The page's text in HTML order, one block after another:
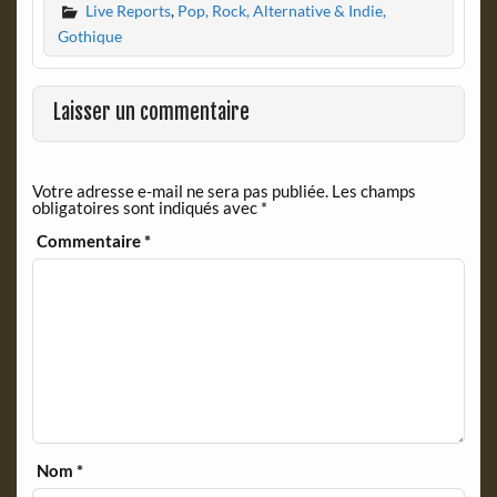
e
b
o
o
k
n
t
F
r
i
e
n
l
y
Live Reports, Pop, Rock, Alternative & Indie,
Gothique
Laisser un commentaire
Votre adresse e-mail ne sera pas publiée. Les champs
obligatoires sont indiqués avec *
Commentaire*
Nom*